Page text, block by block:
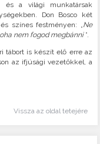
és a világi munkatársak
Don Bosco két
színes festményen: „Ne
nem fogod megbánni”.
tábort is készít elő erre az
az ifjúsági vezetőkkel, a
Vissza az oldal tetejére